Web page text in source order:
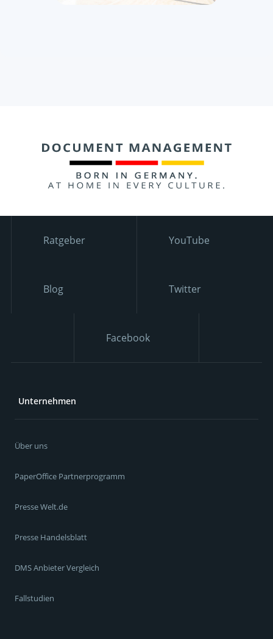
Ratgeber YouTube
Blog Twitter
Facebook
Unternehmen
Über uns
PaperOffice Partnerprogramm
Presse Welt.de
Presse Handelsblatt
DMS Anbieter Vergleich
Fallstudien